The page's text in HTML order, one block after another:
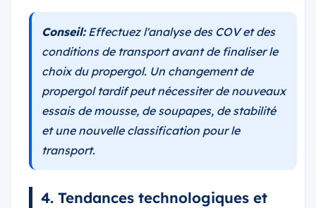
Conseil:Effectuez l'analyse des COV et des
conditions de transport avant de finaliser le
choix du propergol. Un changement de
propergol tardif peut nécessiter de nouveaux
essais de mousse, de soupapes, de stabilité
et une nouvelle classification pour le
transport.
4. Tendances technologiques et